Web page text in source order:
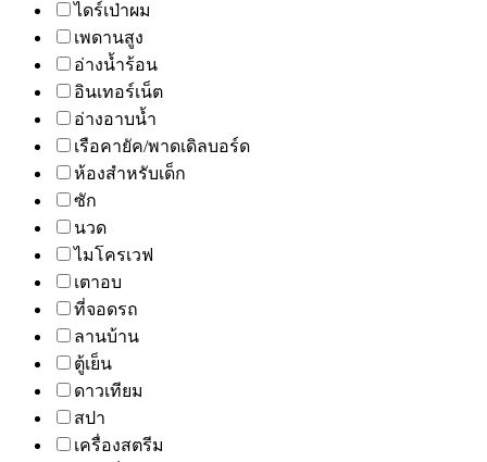
ไดร์เป่าผม
เพดานสูง
อ่างน้ำร้อน
อินเทอร์เน็ต
อ่างอาบน้ำ
เรือคายัค/พาดเดิลบอร์ด
ห้องสำหรับเด็ก
ซัก
นวด
ไมโครเวฟ
เตาอบ
ที่จอดรถ
ลานบ้าน
ตู้เย็น
ดาวเทียม
สปา
เครื่องสตรีม